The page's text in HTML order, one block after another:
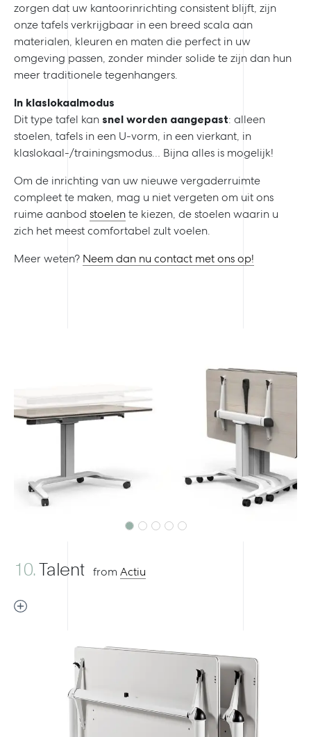
zorgen dat uw kantoorinrichting consistent blijft, zijn
onze tafels verkrijgbaar in een breed scala aan
materialen, kleuren en maten die perfect in uw
omgeving passen, zonder minder solide te zijn dan hun
meer traditionele tegenhangers.
In klaslokaalmodus
Dit type tafel kan snel worden aangepast: alleen
stoelen, tafels in een U-vorm, in een vierkant, in
klaslokaal-/trainingsmodus… Bijna alles is mogelijk!
Om de inrichting van uw nieuwe vergaderruimte
compleet te maken, mag u niet vergeten om uit ons
ruime aanbod stoelente kiezen, de stoelen waarin u
zich het meest comfortabel zult voelen.
Meer weten? Neem dan nu contact met ons op!
Next
10.Talent from Actiu